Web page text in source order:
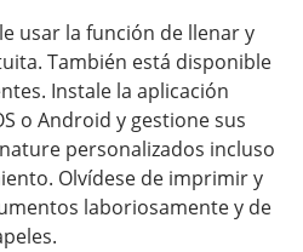
usar la función de llenar y
También está disponible
Instale la aplicación
o Android y gestione sus
personalizados incluso
Olvídese de imprimir y
laboriosamente y de